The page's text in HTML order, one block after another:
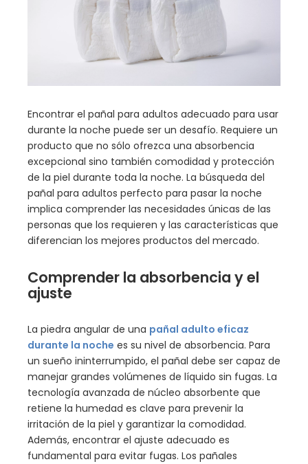
Encontrar el pañal para adultos adecuado para usar
durante la noche puede ser un desafío. Requiere un
producto que no sólo ofrezca una absorbencia
excepcional sino también comodidad y protección
de la piel durante toda la noche. La búsqueda del
pañal para adultos perfecto para pasar la noche
implica comprender las necesidades únicas de las
personas que los requieren y las características que
diferencian los mejores productos del mercado.
Comprender la absorbencia y el
ajuste
La piedra angular de una pañal adulto eficaz
durante la noche es su nivel de absorbencia. Para
un sueño ininterrumpido, el pañal debe ser capaz de
manejar grandes volúmenes de líquido sin fugas. La
tecnología avanzada de núcleo absorbente que
retiene la humedad es clave para prevenir la
irritación de la piel y garantizar la comodidad.
Además, encontrar el ajuste adecuado es
fundamental para evitar fugas. Los pañales